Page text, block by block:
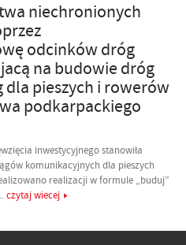
niechronionych
odcinków dróg
na budowie dróg
dla pieszych i rowerów
podkarpackiego
inwestycyjnego stanowiła
komunikacyjnych dla pieszych
realizacji w formule „buduj”
czytaj wiecej